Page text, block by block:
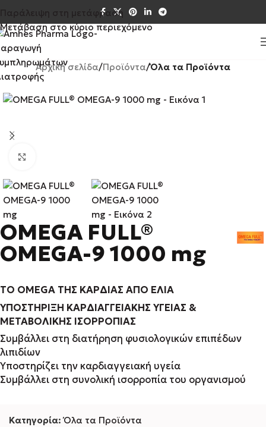
Παράλειψη στη μετάφραση
Μετάβαση στο κύριο περιεχόμενο
Αρχική σελίδα Προϊόντα Όλα τα Προϊόντα
OMEGA FULL®
OMEGA-9 1000 mg
TO OMEGA ΤΗΣ ΚΑΡΔΙΑΣ ΑΠΟ ΕΛΙΑ
ΥΠΟΣΤΗΡΙΞΗ ΚΑΡΔΙΑΓΓΕΙΑΚΗΣ ΥΓΕΙΑΣ &
ΜΕΤΑΒΟΛΙΚΗΣ ΙΣΟΡΡΟΠΙΑΣ
Συμβάλλει στη διατήρηση φυσιολογικών επιπέδων
λιπιδίων
Υποστηρίζει την καρδιαγγειακή υγεία
Συμβάλλει στη συνολική ισορροπία του οργανισμού
Κατηγορία: Όλα τα Προϊόντα